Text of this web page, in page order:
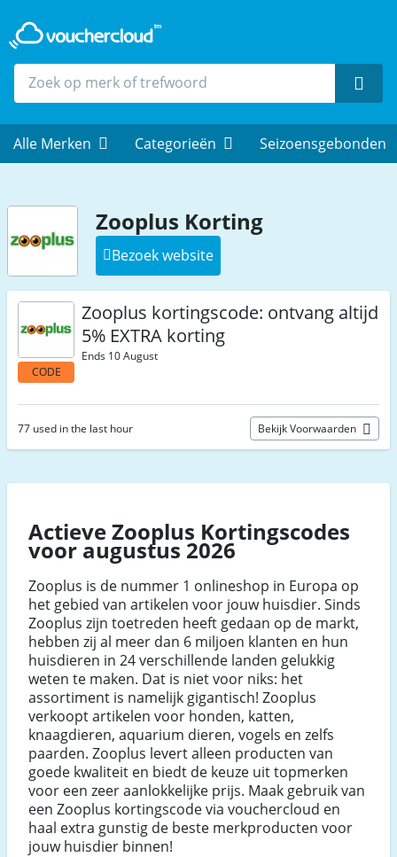
Alle Merken Categorieën Seizoensgebonden
Zooplus Korting
Bezoek website
CODE
Zooplus kortingscode: ontvang altijd
5% EXTRA korting
Ends 10 August
77 used in the last hour Bekijk Voorwaarden
Actieve Zooplus Kortingscodes
voor augustus 2026
Zooplus is de nummer 1 onlineshop in Europa op
het gebied van artikelen voor jouw huisdier. Sinds
Zooplus zijn toetreden heeft gedaan op de markt,
hebben zij al meer dan 6 miljoen klanten en hun
huisdieren in 24 verschillende landen gelukkig
weten te maken. Dat is niet voor niks: het
assortiment is namelijk gigantisch! Zooplus
verkoopt artikelen voor honden, katten,
knaagdieren, aquarium dieren, vogels en zelfs
paarden. Zooplus levert alleen producten van
goede kwaliteit en biedt de keuze uit topmerken
voor een zeer aanlokkelijke prijs. Maak gebruik van
een Zooplus kortingscode via vouchercloud en
haal extra gunstig de beste merkproducten voor
jouw huisdier binnen!